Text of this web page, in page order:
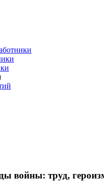
войны: труд,